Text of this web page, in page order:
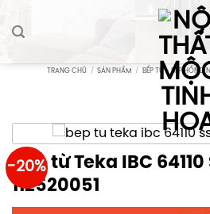
TRANG CHỦ / SẢN PHẨM / BẾP TỪ - BẾP HỒNG
-20%
Bếp từ Teka IBC 64110
112520051